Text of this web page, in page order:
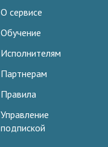
О сервисе
Обучение
Исполнителям
Партнерам
Правила
Управление
подпиской